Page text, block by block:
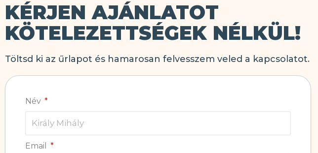
KÉRJEN AJÁNLATOT
KÖTELEZETTSÉGEK NÉLKÜL!
Töltsd ki az űrlapot és hamarosan felvesszem veled a kapcsolatot.
Név
Email